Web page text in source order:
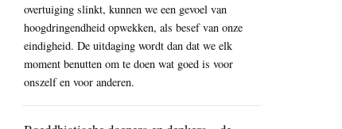
overtuiging slinkt, kunnen we een gevoel van
hoogdringendheid opwekken, als besef van onze
eindigheid. De uitdaging wordt dan dat we elk
moment benutten om te doen wat goed is voor
onszelf en voor anderen.